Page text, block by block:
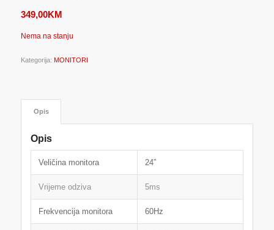
349,00KM
Nema na stanju
Kategorija: MONITORI
Opis
Opis
Veličina monitora 24”
Vrijeme odziva 5ms
Frekvencija monitora 60Hz